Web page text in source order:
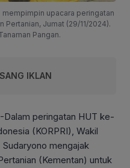
upacara peringatan
Pertanian, Jumat (29/11/2024).
Pangan.
IKLAN
-Dalam peringatan HUT ke-
(KORPRI), Wakil
mengajak
(Kementan) untuk